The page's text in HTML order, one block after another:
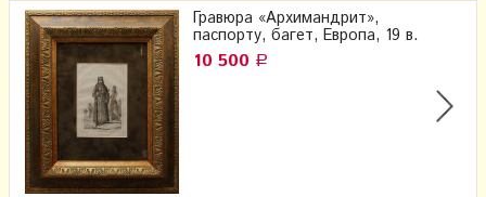
Гравюра «Архимандрит»,
паспорту, багет, Европа, 19 в.
10 500 Р